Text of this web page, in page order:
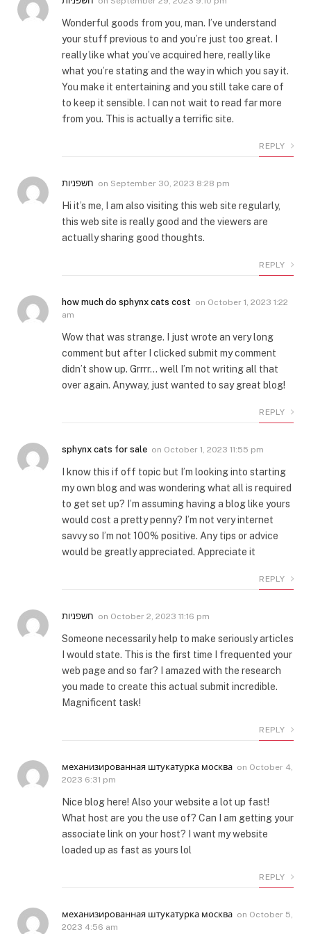
Wonderful goods from you, man. I’ve understand
your stuff previous to and you’re just too great. I
really like what you’ve acquired here, really like
what you’re stating and the way in which you say it.
You make it entertaining and you still take care of
to keep it sensible. I can not wait to read far more
from you. This is actually a terrific site.
REPLY
חשפניות on September 30, 2023 8:28 pm
Hi it’s me, I am also visiting this web site regularly,
this web site is really good and the viewers are
actually sharing good thoughts.
REPLY
how much do sphynx cats cost on October 1, 2023 1:22
am
Wow that was strange. I just wrote an very long
comment but after I clicked submit my comment
didn’t show up. Grrrr… well I’m not writing all that
over again. Anyway, just wanted to say great blog!
REPLY
sphynx cats for sale on October 1, 2023 11:55 pm
I know this if off topic but I’m looking into starting
my own blog and was wondering what all is required
to get set up? I’m assuming having a blog like yours
would cost a pretty penny? I’m not very internet
savvy so I’m not 100% positive. Any tips or advice
would be greatly appreciated. Appreciate it
REPLY
חשפניות on October 2, 2023 11:16 pm
Someone necessarily help to make seriously articles
I would state. This is the first time I frequented your
web page and so far? I amazed with the research
you made to create this actual submit incredible.
Magnificent task!
REPLY
механизированная штукатурка москва on October 4,
2023 6:31 pm
Nice blog here! Also your website a lot up fast!
What host are you the use of? Can I am getting your
associate link on your host? I want my website
loaded up as fast as yours lol
REPLY
механизированная штукатурка москва on October 5,
2023 4:56 am